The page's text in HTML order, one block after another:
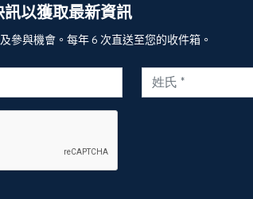
以獲取最新資訊
參與機會。每年 6 次直送至您的收件箱。